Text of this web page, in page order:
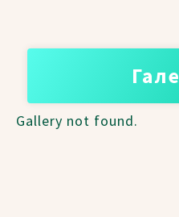
Gallery not found.